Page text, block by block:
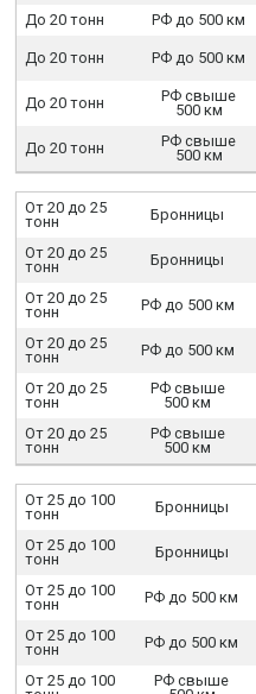
До 20 тонн РФ до 500 км
До 20 тонн РФ до 500 км
До 20 тонн
РФ свыше
500 км
До 20 тонн
РФ свыше
500 км
От 20 до 25
тонн
Бронницы
От 20 до 25
тонн
Бронницы
От 20 до 25
тонн
РФ до 500 км
От 20 до 25
тонн
РФ до 500 км
От 20 до 25
тонн
РФ свыше
500 км
От 20 до 25
тонн
РФ свыше
500 км
От 25 до 100
тонн
Бронницы
От 25 до 100
тонн
Бронницы
От 25 до 100
тонн
РФ до 500 км
От 25 до 100
тонн
РФ до 500 км
От 25 до 100
РФ свыше